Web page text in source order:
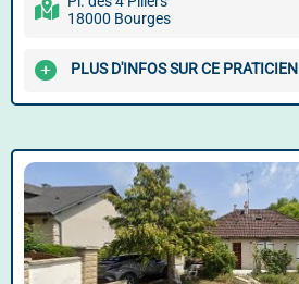
18000 Bourges
PLUS D'INFOS SUR CE PRATICIEN